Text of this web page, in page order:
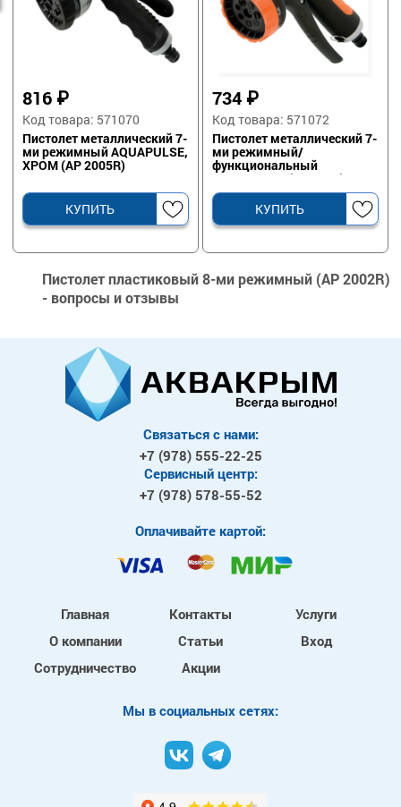
816 ₽
Код товара: 571070
Пистолет металлический 7-
ми режимный AQUAPULSE,
ХРОМ (AP 2005R)
КУПИТЬ
734 ₽
Код товара: 571072
Пистолет металлический 7-
ми режимный/
функциональный
AQUAPULSE (AP 2008)
КУПИТЬ
Пистолет пластиковый 8-ми режимный (AP 2002R)
- вопросы и отзывы
Связаться с нами:
+7 (978) 555-22-25
Сервисный центр:
+7 (978) 578-55-52
Оплачивайте картой:
Главная
О компании
Сотрудничество
Контакты
Статьи
Акции
Услуги
Вход
Mы в социальных сетях: